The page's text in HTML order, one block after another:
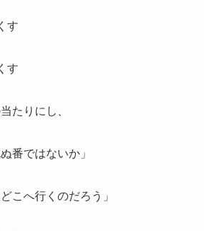
す
す
たりにし、
番ではないか」
こへ行くのだろう」